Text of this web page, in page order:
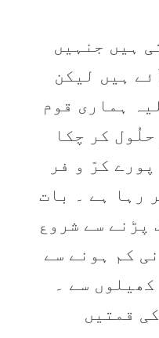
ہيں جنہيں
ہيں ليکن
ہماری قوم
کر چکا
کرّ و فر
رہا ہے ۔ بات
پڑنے سے شروع
کم ہونے سے
سے ۔
قمتيں